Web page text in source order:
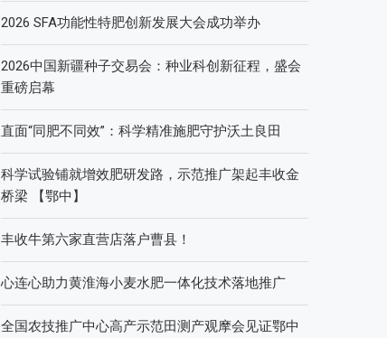
2026 SFA功能性特肥创新发展大会成功举办
2026中国新疆种子交易会：种业科创新征程，盛会
重磅启幕
直面“同肥不同效”：科学精准施肥守护沃土良田
科学试验铺就增效肥研发路，示范推广架起丰收金
桥梁 【鄂中】
丰收牛第六家直营店落户曹县！
心连心助力黄淮海小麦水肥一体化技术落地推广
全国农技推广中心高产示范田测产观摩会见证鄂中